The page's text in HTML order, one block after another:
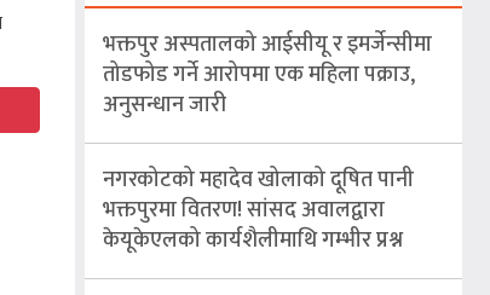
भक्तपुर अस्पतालको आईसीयू र इमर्जेन्सीमा
तोडफोड गर्ने आरोपमा एक महिला पक्राउ,
अनुसन्धान जारी
नगरकोटको महादेव खोलाको दूषित पानी
भक्तपुरमा वितरण! सांसद अवालद्वारा
केयूकेएलको कार्यशैलीमाथि गम्भीर प्रश्न